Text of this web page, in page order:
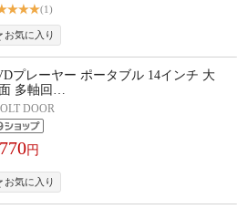
(1)
プレーヤー ポータブル 14インチ 大
多軸回…
OLT DOOR
円